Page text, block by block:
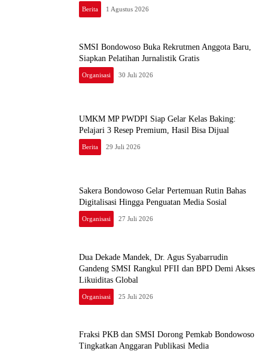
Berita 1 Agustus 2026
SMSI Bondowoso Buka Rekrutmen Anggota Baru,
Siapkan Pelatihan Jurnalistik Gratis
Organisasi 30 Juli 2026
UMKM MP PWDPI Siap Gelar Kelas Baking:
Pelajari 3 Resep Premium, Hasil Bisa Dijual
Berita 29 Juli 2026
Sakera Bondowoso Gelar Pertemuan Rutin Bahas
Digitalisasi Hingga Penguatan Media Sosial
Organisasi 27 Juli 2026
Dua Dekade Mandek, Dr. Agus Syabarrudin
Gandeng SMSI Rangkul PFII dan BPD Demi Akses
Likuiditas Global
Organisasi 25 Juli 2026
Fraksi PKB dan SMSI Dorong Pemkab Bondowoso
Tingkatkan Anggaran Publikasi Media